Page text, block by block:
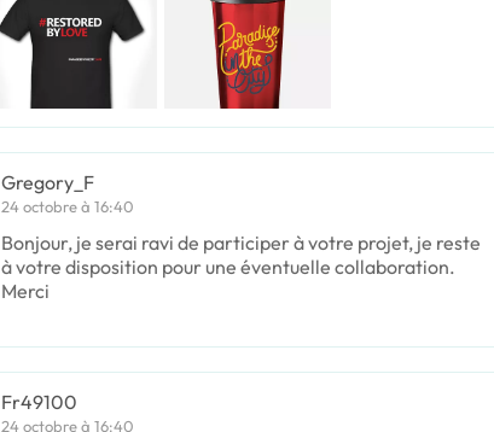
Gregory_F
24 octobre à 16:40
Bonjour, je serai ravi de participer à votre projet, je reste
à votre disposition pour une éventuelle collaboration.
Merci
Fr49100
24 octobre à 16:40